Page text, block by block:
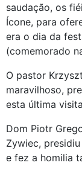
saudação, os
Ícone, para
era o dia da
(comemorado
O pastor
maravilhoso,
esta última
Dom Piotr
Zywiec,
e fez a homilia